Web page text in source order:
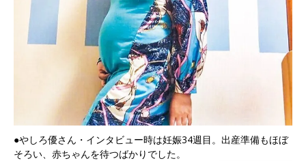
●やしろ優さん・インタビュー時は妊娠34週目。出産準備もほぼ
そろい、赤ちゃんを待つばかりでした。